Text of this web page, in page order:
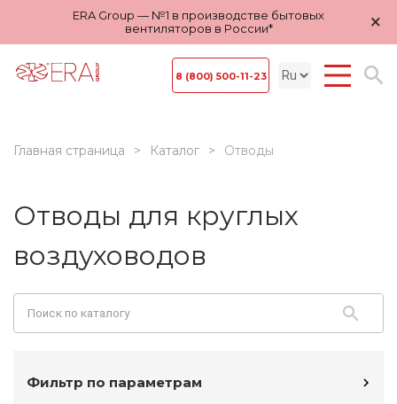
ERA Group — №1 в производстве бытовых
вентиляторов в России*
×
8 (800) 500-11-23
Главная страница Каталог Отводы
Отводы для круглых
воздуховодов
Фильтр по параметрам